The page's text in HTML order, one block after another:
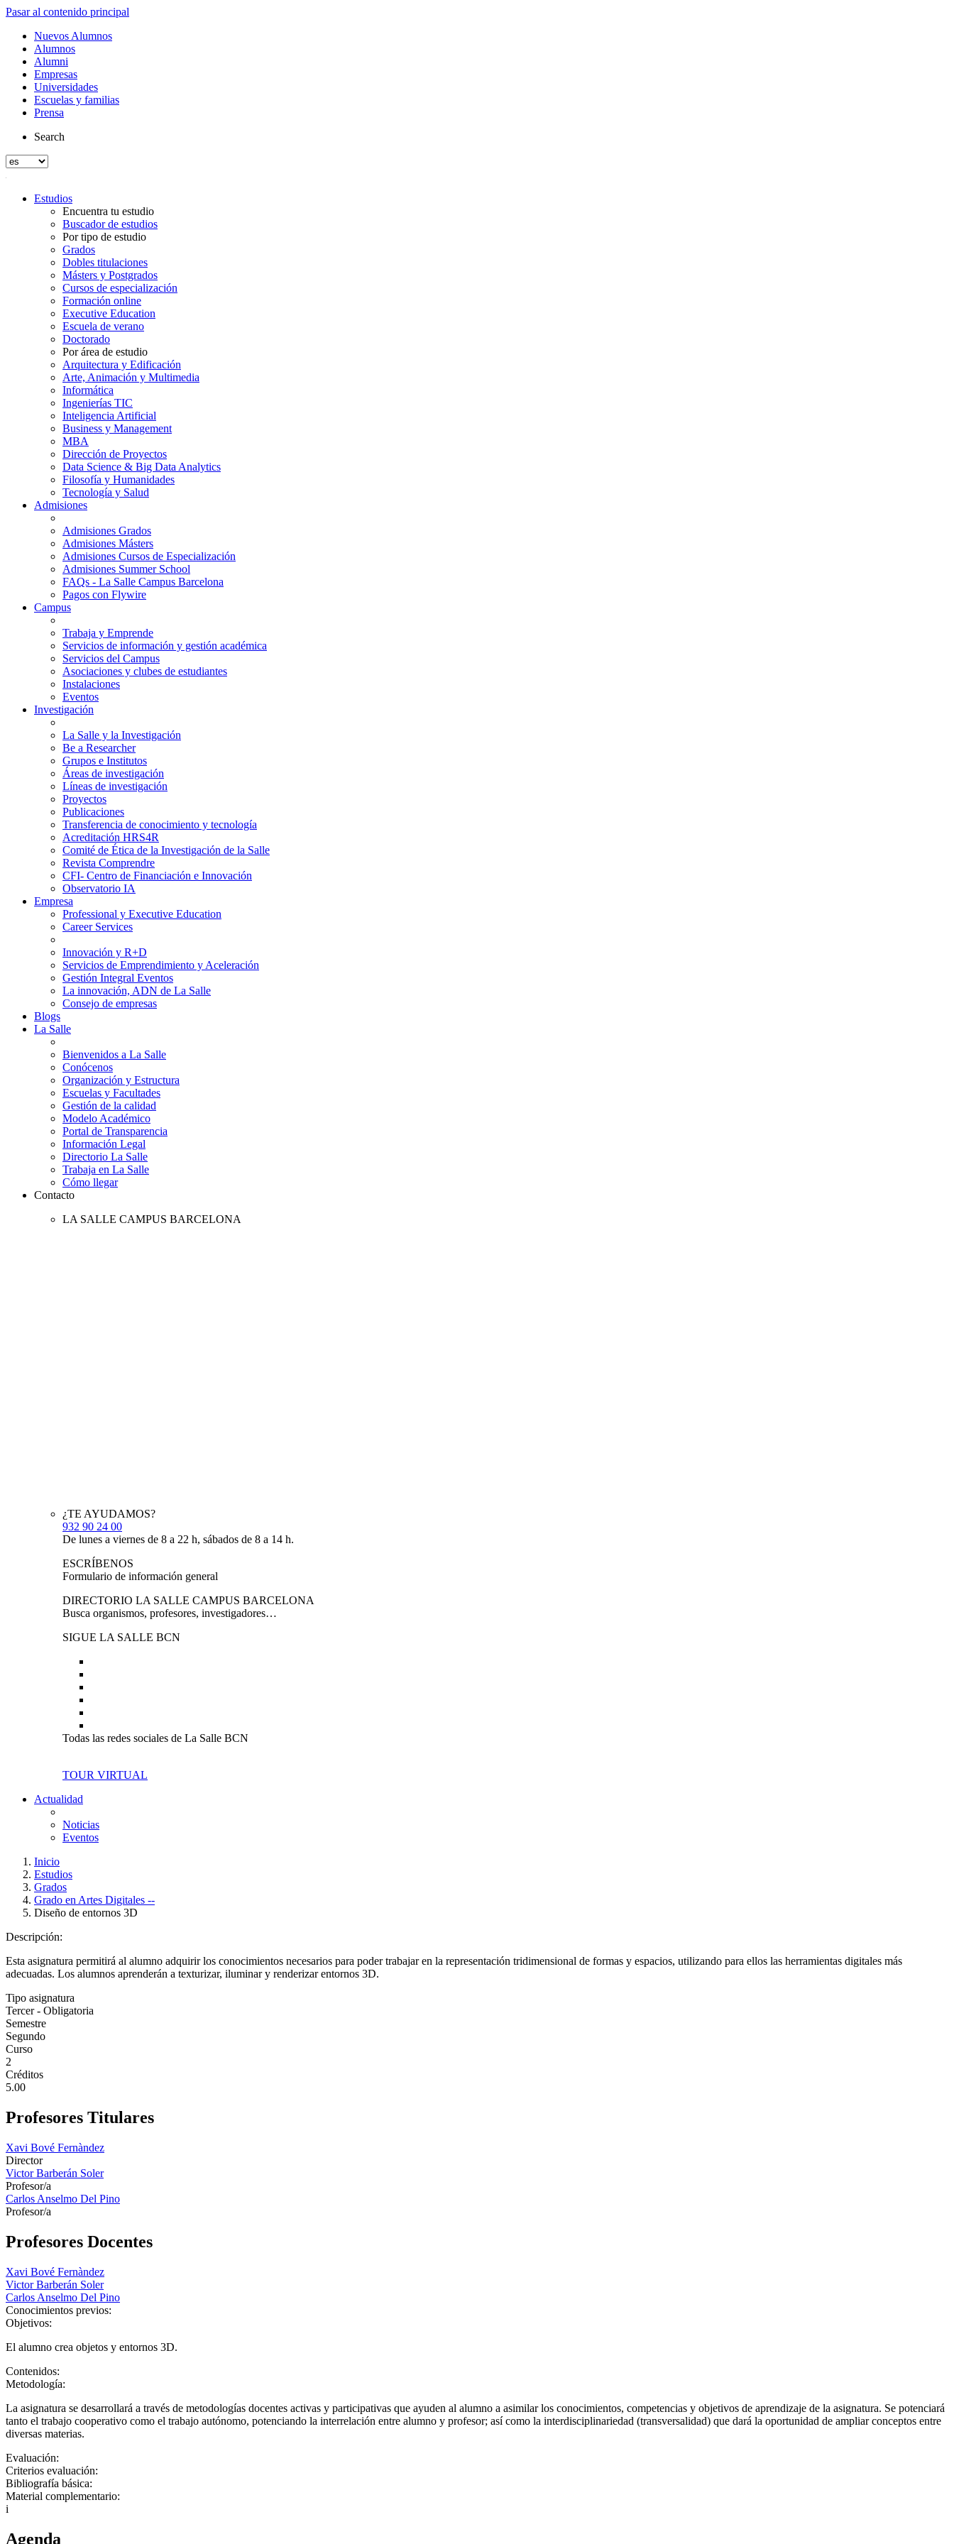
Pasar al contenido principal
Nuevos Alumnos
Alumnos
Alumni
Empresas
Universidades
Escuelas y familias
Prensa
Search
Estudios
Encuentra tu estudio
Buscador de estudios
Por tipo de estudio
Grados
Dobles titulaciones
Másters y Postgrados
Cursos de especialización
Formación online
Executive Education
Escuela de verano
Doctorado
Por área de estudio
Arquitectura y Edificación
Arte, Animación y Multimedia
Informática
Ingenierías TIC
Inteligencia Artificial
Business y Management
MBA
Dirección de Proyectos
Data Science & Big Data Analytics
Filosofía y Humanidades
Tecnología y Salud
Admisiones
Admisiones Grados
Admisiones Másters
Admisiones Cursos de Especialización
Admisiones Summer School
FAQs - La Salle Campus Barcelona
Pagos con Flywire
Campus
Trabaja y Emprende
Servicios de información y gestión académica
Servicios del Campus
Asociaciones y clubes de estudiantes
Instalaciones
Eventos
Investigación
La Salle y la Investigación
Be a Researcher
Grupos e Institutos
Áreas de investigación
Líneas de investigación
Proyectos
Publicaciones
Transferencia de conocimiento y tecnología
Acreditación HRS4R
Comité de Ética de la Investigación de la Salle
Revista Comprendre
CFI- Centro de Financiación e Innovación
Observatorio IA
Empresa
Professional y Executive Education
Career Services
Innovación y R+D
Servicios de Emprendimiento y Aceleración
Gestión Integral Eventos
La innovación, ADN de La Salle
Consejo de empresas
Blogs
La Salle
Bienvenidos a La Salle
Conócenos
Organización y Estructura
Escuelas y Facultades
Gestión de la calidad
Modelo Académico
Portal de Transparencia
Información Legal
Directorio La Salle
Trabaja en La Salle
Cómo llegar
Contacto
LA SALLE CAMPUS BARCELONA
¿TE AYUDAMOS?
932 90 24 00
De lunes a viernes de 8 a 22 h, sábados de 8 a 14 h.
ESCRÍBENOS
Formulario de información general
DIRECTORIO LA SALLE CAMPUS BARCELONA
Busca organismos, profesores, investigadores…
SIGUE LA SALLE BCN
Todas las redes sociales de La Salle BCN
TOUR VIRTUAL
Actualidad
Noticias
Eventos
Inicio
Estudios
Grados
Grado en Artes Digitales --
Diseño de entornos 3D
Descripción:
Esta asignatura permitirá al alumno adquirir los conocimientos necesarios para poder trabajar en la representación tridimensional de formas y espacios, utilizando para ellos las herramientas digitales más
adecuadas. Los alumnos aprenderán a texturizar, iluminar y renderizar entornos 3D.
Tipo asignatura
Tercer - Obligatoria
Semestre
Segundo
Curso
2
Créditos
5.00
Profesores Titulares
Xavi Bové Fernàndez
Director
Victor Barberán Soler
Profesor/a
Carlos Anselmo Del Pino
Profesor/a
Profesores Docentes
Xavi Bové Fernàndez
Victor Barberán Soler
Carlos Anselmo Del Pino
Conocimientos previos:
Objetivos:
El alumno crea objetos y entornos 3D.
Contenidos:
Metodología:
La asignatura se desarrollará a través de metodologías docentes activas y participativas que ayuden al alumno a asimilar los conocimientos, competencias y objetivos de aprendizaje de la asignatura. Se potenciará
tanto el trabajo cooperativo como el trabajo autónomo, potenciando la interrelación entre alumno y profesor; así como la interdisciplinariedad (transversalidad) que dará la oportunidad de ampliar conceptos entre
diversas materias.
Evaluación:
Criterios evaluación:
Bibliografía básica:
Material complementario:
i
Agenda